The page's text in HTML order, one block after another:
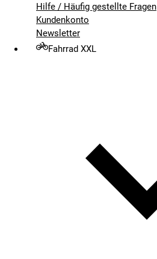
Hilfe / Häufig gestellte Fragen
Kundenkonto
Newsletter
Fahrrad XXL